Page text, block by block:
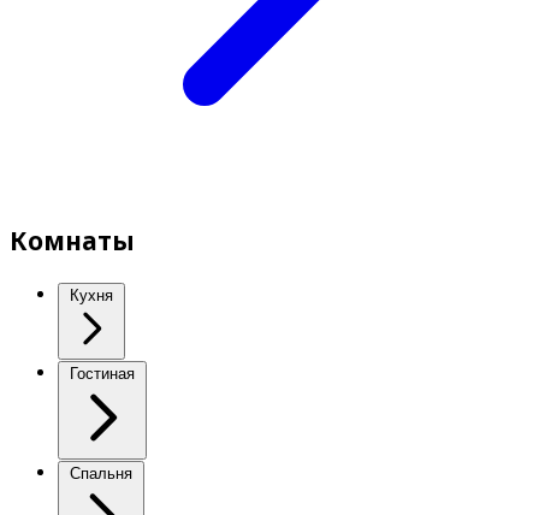
Комнаты
Кухня
Гостиная
Спальня